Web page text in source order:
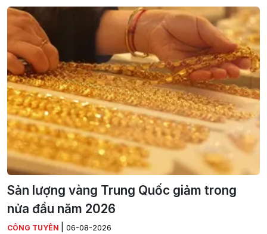
Sản lượng vàng Trung Quốc giảm trong
nửa đầu năm 2026
CÔNG TUYÊN 06-08-2026